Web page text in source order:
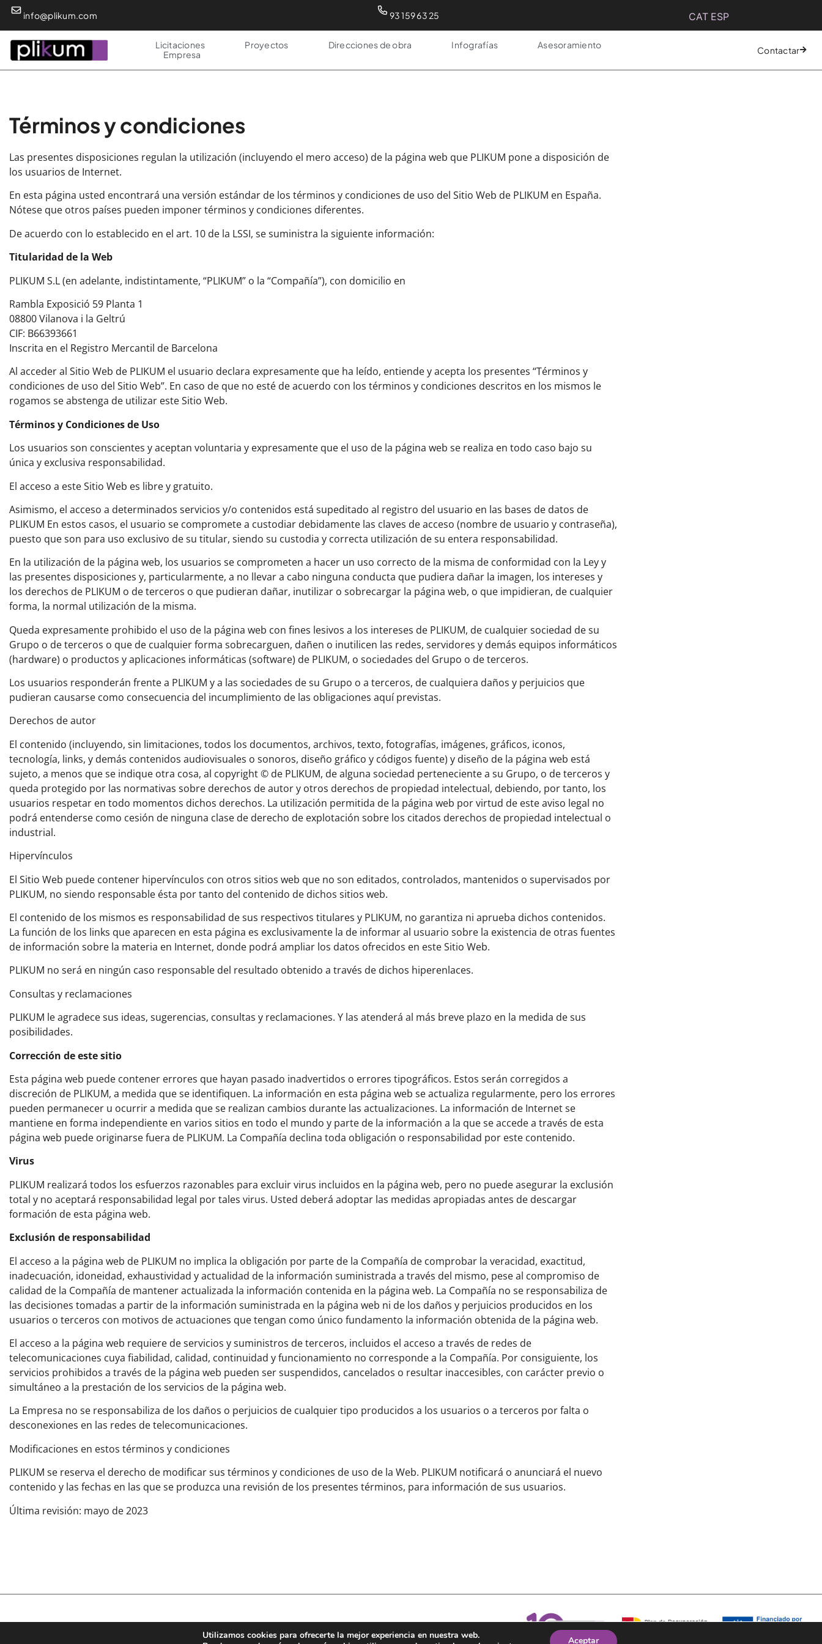
info@plikum.com​ 93 159 63 25 CAT ESP
Licitaciones Proyectos Direcciones de obra Infografías
Asesoramiento
Empresa
Contactar
Términos y condiciones
Las presentes disposiciones regulan la utilización (incluyendo el mero acceso) de la página web que PLIKUM pone a disposición de
los usuarios de Internet.
En esta página usted encontrará una versión estándar de los términos y condiciones de uso del Sitio Web de PLIKUM en España.
Nótese que otros países pueden imponer términos y condiciones diferentes.
De acuerdo con lo establecido en el art. 10 de la LSSI, se suministra la siguiente información:
Titularidad de la Web
PLIKUM S.L (en adelante, indistintamente, “PLIKUM” o la “Compañía”), con domicilio en
Rambla Exposició 59 Planta 1
08800 Vilanova i la Geltrú
CIF: B66393661
Inscrita en el Registro Mercantil de Barcelona
Al acceder al Sitio Web de PLIKUM el usuario declara expresamente que ha leído, entiende y acepta los presentes “Términos y
condiciones de uso del Sitio Web”. En caso de que no esté de acuerdo con los términos y condiciones descritos en los mismos le
rogamos se abstenga de utilizar este Sitio Web.
Términos y Condiciones de Uso
Los usuarios son conscientes y aceptan voluntaria y expresamente que el uso de la página web se realiza en todo caso bajo su
única y exclusiva responsabilidad.
El acceso a este Sitio Web es libre y gratuito.
Asimismo, el acceso a determinados servicios y/o contenidos está supeditado al registro del usuario en las bases de datos de
PLIKUM En estos casos, el usuario se compromete a custodiar debidamente las claves de acceso (nombre de usuario y contraseña),
puesto que son para uso exclusivo de su titular, siendo su custodia y correcta utilización de su entera responsabilidad.
En la utilización de la página web, los usuarios se comprometen a hacer un uso correcto de la misma de conformidad con la Ley y
las presentes disposiciones y, particularmente, a no llevar a cabo ninguna conducta que pudiera dañar la imagen, los intereses y
los derechos de PLIKUM o de terceros o que pudieran dañar, inutilizar o sobrecargar la página web, o que impidieran, de cualquier
forma, la normal utilización de la misma.
Queda expresamente prohibido el uso de la página web con fines lesivos a los intereses de PLIKUM, de cualquier sociedad de su
Grupo o de terceros o que de cualquier forma sobrecarguen, dañen o inutilicen las redes, servidores y demás equipos informáticos
(hardware) o productos y aplicaciones informáticas (software) de PLIKUM, o sociedades del Grupo o de terceros.
Los usuarios responderán frente a PLIKUM y a las sociedades de su Grupo o a terceros, de cualquiera daños y perjuicios que
pudieran causarse como consecuencia del incumplimiento de las obligaciones aquí previstas.
Derechos de autor
El contenido (incluyendo, sin limitaciones, todos los documentos, archivos, texto, fotografías, imágenes, gráficos, iconos,
tecnología, links, y demás contenidos audiovisuales o sonoros, diseño gráfico y códigos fuente) y diseño de la página web está
sujeto, a menos que se indique otra cosa, al copyright © de PLIKUM, de alguna sociedad perteneciente a su Grupo, o de terceros y
queda protegido por las normativas sobre derechos de autor y otros derechos de propiedad intelectual, debiendo, por tanto, los
usuarios respetar en todo momentos dichos derechos. La utilización permitida de la página web por virtud de este aviso legal no
podrá entenderse como cesión de ninguna clase de derecho de explotación sobre los citados derechos de propiedad intelectual o
industrial.
Hipervínculos
El Sitio Web puede contener hipervínculos con otros sitios web que no son editados, controlados, mantenidos o supervisados por
PLIKUM, no siendo responsable ésta por tanto del contenido de dichos sitios web.
El contenido de los mismos es responsabilidad de sus respectivos titulares y PLIKUM, no garantiza ni aprueba dichos contenidos.
La función de los links que aparecen en esta página es exclusivamente la de informar al usuario sobre la existencia de otras fuentes
de información sobre la materia en Internet, donde podrá ampliar los datos ofrecidos en este Sitio Web.
PLIKUM no será en ningún caso responsable del resultado obtenido a través de dichos hiperenlaces.
Consultas y reclamaciones
PLIKUM le agradece sus ideas, sugerencias, consultas y reclamaciones. Y las atenderá al más breve plazo en la medida de sus
posibilidades.
Corrección de este sitio
Esta página web puede contener errores que hayan pasado inadvertidos o errores tipográficos. Estos serán corregidos a
discreción de PLIKUM, a medida que se identifiquen. La información en esta página web se actualiza regularmente, pero los errores
pueden permanecer u ocurrir a medida que se realizan cambios durante las actualizaciones. La información de Internet se
mantiene en forma independiente en varios sitios en todo el mundo y parte de la información a la que se accede a través de esta
página web puede originarse fuera de PLIKUM. La Compañía declina toda obligación o responsabilidad por este contenido.
Virus
PLIKUM realizará todos los esfuerzos razonables para excluir virus incluidos en la página web, pero no puede asegurar la exclusión
total y no aceptará responsabilidad legal por tales virus. Usted deberá adoptar las medidas apropiadas antes de descargar
formación de esta página web.
Exclusión de responsabilidad
El acceso a la página web de PLIKUM no implica la obligación por parte de la Compañía de comprobar la veracidad, exactitud,
inadecuación, idoneidad, exhaustividad y actualidad de la información suministrada a través del mismo, pese al compromiso de
calidad de la Compañía de mantener actualizada la información contenida en la página web. La Compañía no se responsabiliza de
las decisiones tomadas a partir de la información suministrada en la página web ni de los daños y perjuicios producidos en los
usuarios o terceros con motivos de actuaciones que tengan como único fundamento la información obtenida de la página web.
El acceso a la página web requiere de servicios y suministros de terceros, incluidos el acceso a través de redes de
telecomunicaciones cuya fiabilidad, calidad, continuidad y funcionamiento no corresponde a la Compañía. Por consiguiente, los
servicios prohibidos a través de la página web pueden ser suspendidos, cancelados o resultar inaccesibles, con carácter previo o
simultáneo a la prestación de los servicios de la página web.
La Empresa no se responsabiliza de los daños o perjuicios de cualquier tipo producidos a los usuarios o a terceros por falta o
desconexiones en las redes de telecomunicaciones.
Modificaciones en estos términos y condiciones
PLIKUM se reserva el derecho de modificar sus términos y condiciones de uso de la Web. PLIKUM notificará o anunciará el nuevo
contenido y las fechas en las que se produzca una revisión de los presentes términos, para información de sus usuarios.
Última revisión: mayo de 2023
Utilizamos cookies para ofrecerte la mejor experiencia en nuestra web.
Aceptar